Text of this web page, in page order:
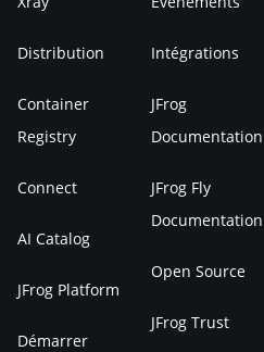
Distribution
Container
Registry
Connect
AI Catalog
JFrog Platform
Démarrer
Intégrations
JFrog
Documentation
JFrog Fly
Documentation
Open Source
JFrog Trust